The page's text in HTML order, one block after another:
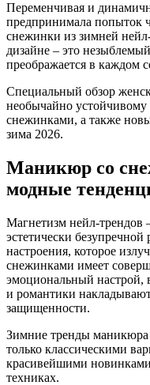
Переменчивая и
предпринимала попыток
снежинки из зимней
дизайне – это
преображается в каждом
Специальный обзор
необычайно устойчивому
снежинками, а также
зима 2026.
Маникюр со
модные
Магнетизм нейл-трендов
эстетически
настроения, которое
снежинками имеет
эмоциональный настрой,
и романтики
защищенности.
Зимние тренды
только классическими
красивейшими
техниках.